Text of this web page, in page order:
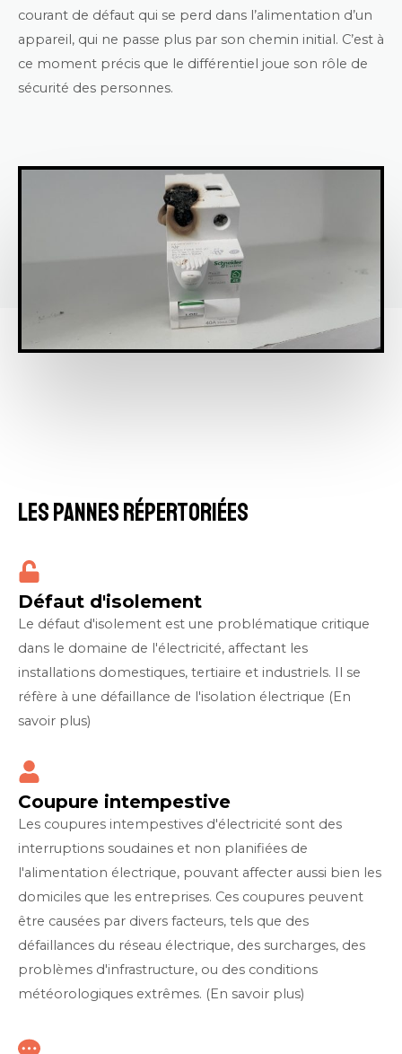
courant de défaut qui se perd dans l’alimentation d’un
appareil, qui ne passe plus par son chemin initial. C’est à
ce moment précis que le différentiel joue son rôle de
sécurité des personnes.
Les pannes répertoriées
Défaut d'isolement
Le défaut d'isolement est une problématique critique
dans le domaine de l'électricité, affectant les
installations domestiques, tertiaire et industriels. Il se
réfère à une défaillance de l'isolation électrique (En
savoir plus)
Coupure intempestive
Les coupures intempestives d'électricité sont des
interruptions soudaines et non planifiées de
l'alimentation électrique, pouvant affecter aussi bien les
domiciles que les entreprises. Ces coupures peuvent
être causées par divers facteurs, tels que des
défaillances du réseau électrique, des surcharges, des
problèmes d'infrastructure, ou des conditions
météorologiques extrêmes. (En savoir plus)